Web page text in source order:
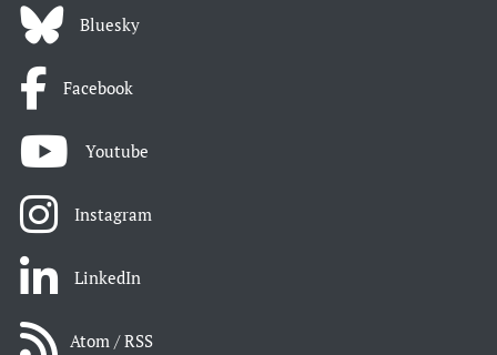
Bluesky
Facebook
Youtube
Instagram
LinkedIn
Atom / RSS